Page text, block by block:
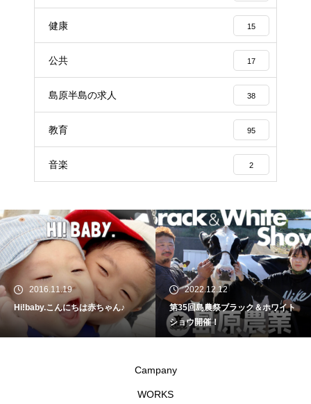
健康 15
公共 17
島原半島の求人 38
教育 95
音楽 2
2016.11.19
Hi!baby.こんにちは赤ちゃん♪
2022.12.12
第35回島農祭ブラック＆ホワイト
ショウ開催！
Campany
WORKS